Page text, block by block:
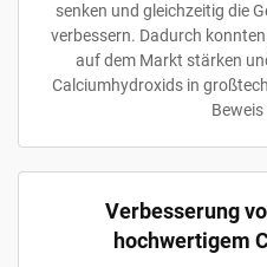
senken und gleichzeitig die
verbessern. Dadurch
auf dem Markt stärken
Calciumhydroxids in
Verbesserung
hochwertigem